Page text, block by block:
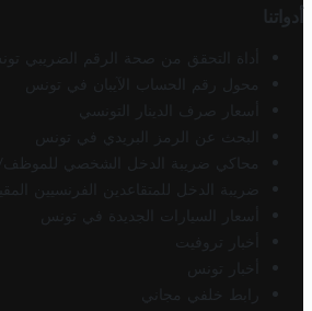
أدواتنا
أداة التحقق من صحة الرقم الضريبي
محول رقم الحساب الآيبان في تونس
أسعار صرف الدينار التونسي
البحث عن الرمز البريدي في تونس
محاكي ضريبة الدخل الشخصي للموظف/
ضريبة الدخل للمتقاعدين الفرنسيين
أسعار السيارات الجديدة في تونس
أخبار تروفيت
أخبار تونس
رابط خلفي مجاني